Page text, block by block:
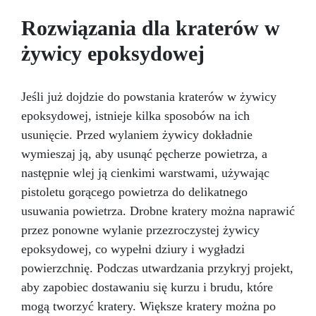
uszkodzeń. Główne zastosowania: Jubilerstwo i
miniatury: precyzyjne detale, takie jak
zawieszki, pierścionki i ozdoby. Mydła i
mydeł i produktów kosmetycznych. Obszary
zastosowań: Rękodzieło i modelarstwo
Przemysł kosmetyczny i produkcja mydeł
stałych Dane techniczne: Czas pracy: 30–40
minut Czas utwardzania: 3–5 godzin
Kompatybilny z żywicą epoksydową,
poliuretanem, woskiem, gipsem i lekkimi
materiałami Pure Mold 10 to idealny wybór do
tworzenia unikatowych i profesjonalnych
projektów. Tabela zastosowań Branża
Zastosowania Twardość Shore A Linia
produktów Rękodzieło i modelarstwo
Jubilerstwo, miniatury, mydła i kosmetyki stałe
10–20 Pure Mold Sztuka i rzeźba Rzeźby,
artystyczne odlewy 20–30 Pure Mold
Budownictwo i konstrukcje Formy do betonu,
Rozwiązania dla kraterów w
żywicy epoksydowej
Jeśli już dojdzie do powstania kraterów w żywicy
epoksydowej, istnieje kilka sposobów na ich
usunięcie. Przed wylaniem żywicy dokładnie
wymieszaj ją, aby usunąć pęcherze powietrza, a
następnie wlej ją cienkimi warstwami, używając
pistoletu gorącego powietrza do delikatnego
usuwania powietrza. Drobne kratery można naprawić
przez ponowne wylanie przezroczystej żywicy
epoksydowej, co wypełni dziury i wygładzi
powierzchnię. Podczas utwardzania przykryj projekt,
aby zapobiec dostawaniu się kurzu i brudu, które
mogą tworzyć kratery. Większe kratery można po